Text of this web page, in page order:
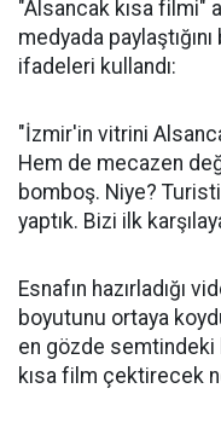
"Alsancak kısa filmi"
medyada
ifadeleri kullandı:
"İzmir'in vitrini
Hem de mecazen
bomboş. Niye?
yaptık. Bizi ilk
Esnafın hazırladığı
boyutunu ortaya
en gözde semtindeki
kısa film çektirecek